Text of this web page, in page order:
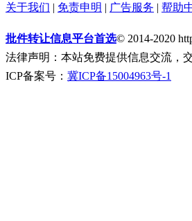
关于我们 | 免责申明 | 广告服务 | 帮助
批件转让信息平台首选© 2014-2020
法律声明：本站免费提供信息交流，
ICP备案号： 冀ICP备15004963号-1